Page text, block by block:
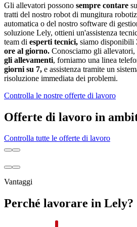
Gli allevatori possono sempre contare
tratti del nostro robot di mungitura
automatica o del nostro software di
soluzione Lely, ottieni un'assistenza
team di esperti tecnici, siamo disponibili
ore al giorno. Conosciamo gli allevatori,
gli allevamenti, forniamo una linea
giorni su 7, e assistenza tramite un
risoluzione immediata dei problemi.
Controlla le nostre offerte di lavoro
Offerte di lavoro in
Controlla tutte le offerte di lavoro
Vantaggi
Perché lavorare in Lely?